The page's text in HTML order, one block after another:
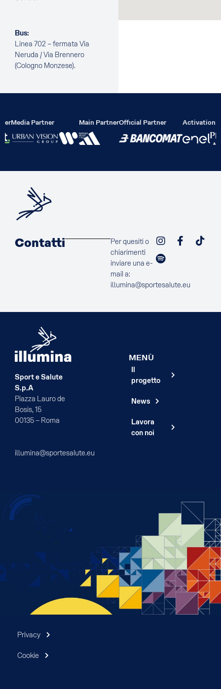
Bus:
Linea 702 – fermata Via
Neruda / Via Brennero
(Cologno Monzese).
Media Partner Main PartnerOfficial Partner Activation
Contatti
Per quesiti o
chiarimenti
inviare una e-
mail a:
illumina@sportesalute.eu
Sport e Salute
S.p.A
Piazza Lauro de
Bosis, 15
00135 – Roma
illumina@sportesalute.eu
MENÙ
progetto
News
Lavora
con noi
Privacy
Cookie